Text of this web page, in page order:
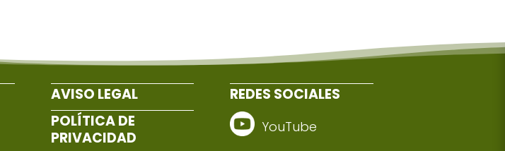
AVISO LEGAL
POLÍTICA DE
PRIVACIDAD
REDES SOCIALES
YouTube